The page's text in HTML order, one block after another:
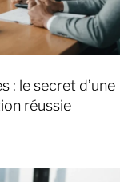
: le secret d’une
réussie